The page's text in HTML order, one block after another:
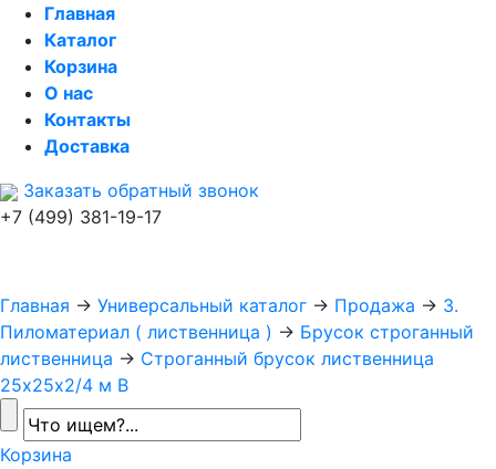
Главная
Каталог
Корзина
О нас
Контакты
Доставка
Заказать обратный звонок
+7 (499) 381-19-17
Главная → Универсальный каталог → Продажа → 3.
Пиломатериал ( лиственница ) → Брусок строганный
лиственница → Строганный брусок лиственница
25х25х2/4 м B
Корзина